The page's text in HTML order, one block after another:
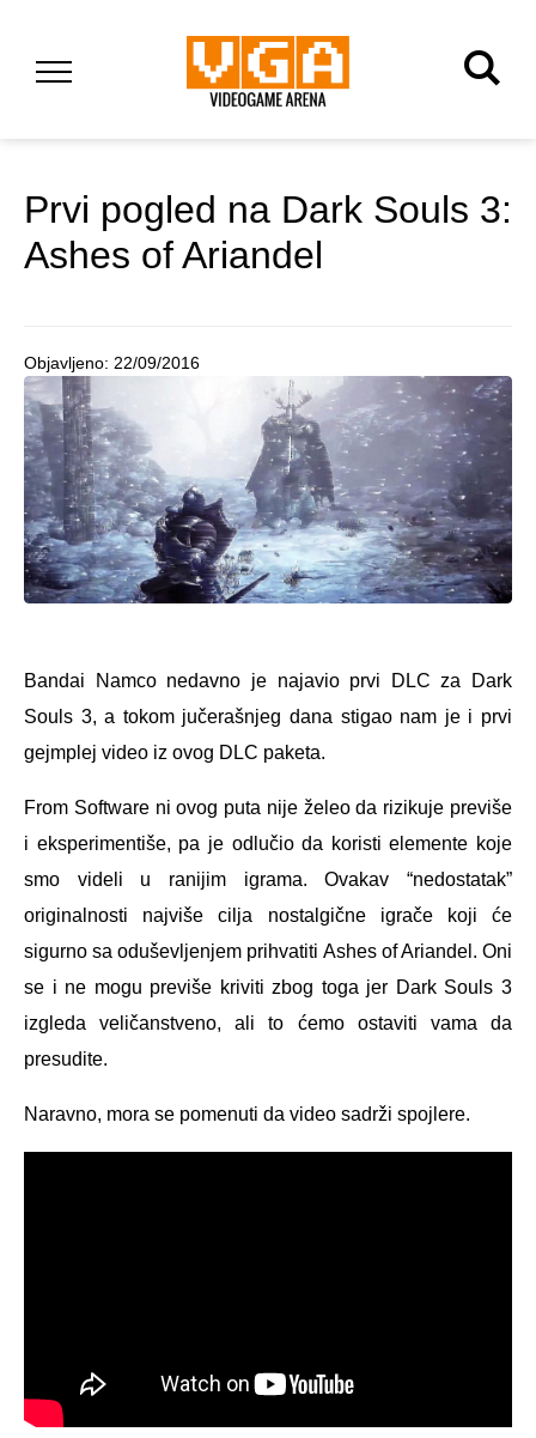
Prvi pogled na Dark Souls 3:
Ashes of Ariandel
Objavljeno: 22/09/2016
Bandai Namco nedavno je najavio prvi DLC za Dark
Souls 3, a tokom jučerašnjeg dana stigao nam je i prvi
gejmplej video iz ovog DLC paketa.
From Software ni ovog puta nije želeo da rizikuje previše
i eksperimentiše, pa je odlučio da koristi elemente koje
smo videli u ranijim igrama. Ovakav “nedostatak”
originalnosti najviše cilja nostalgične igrače koji će
sigurno sa oduševljenjem prihvatiti Ashes of Ariandel. Oni
se i ne mogu previše kriviti zbog toga jer Dark Souls 3
izgleda veličanstveno, ali to ćemo ostaviti vama da
presudite.
Naravno, mora se pomenuti da video sadrži spojlere.